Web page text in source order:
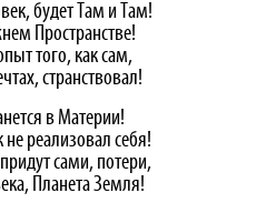
будет Там и Там!
Пространстве!
того, как сам,
странствовал!
в Материи!
не реализовал себя!
сами, потери,
Планета Земля!